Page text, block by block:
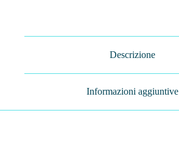
Descrizione
Informazioni aggiuntive